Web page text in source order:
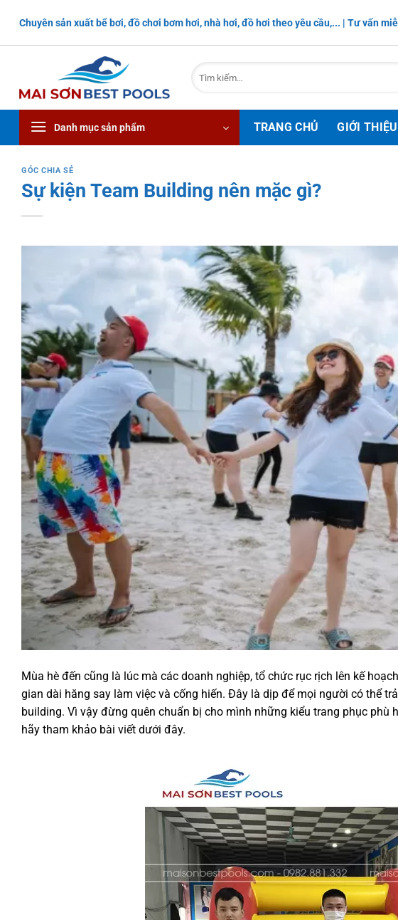
nội
Chuyên sản xuất bể bơi, đồ chơi bơm hơi, nhà hơi, đồ hơi theo yêu cầu,... | Tư vấn
Tìm
kiếm:
Danh mục sản phẩm TRANG CHỦ GIỚI THIỆU
GÓC CHIA SẺ
Sự kiện Team Building nên mặc gì?
Mùa hè đến cũng là lúc mà các doanh nghiệp, tổ chức rục rịch lên kế
gian dài hăng say làm việc và cống hiến. Đây là dịp để mọi người có thể
building. Vì vậy đừng quên chuẩn bị cho mình những kiểu trang phục phù
hãy tham khảo bài viết dưới đây.